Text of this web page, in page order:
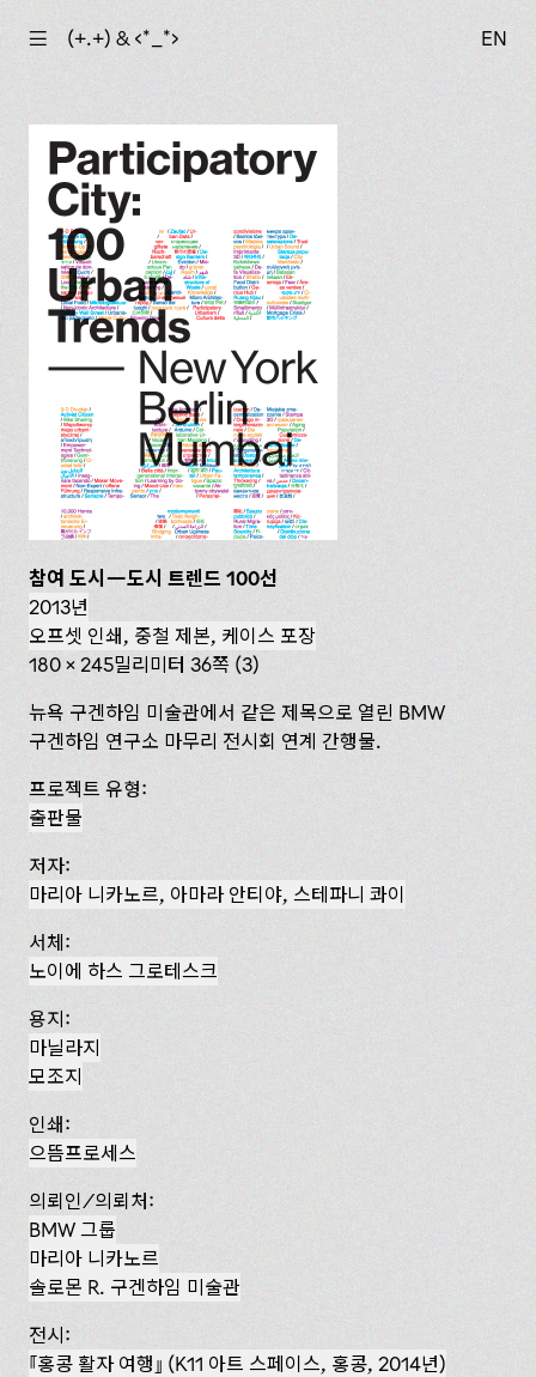
☰ (+.+) & ‹*_*› EN
참여 도시—도시 트렌드 100선
2013년
오프셋 인쇄, 중철 제본, 케이스 포장
180 × 245밀리미터 36쪽 (3)
뉴욕 구겐하임 미술관에서 같은 제목으로 열린 BMW
구겐하임 연구소 마무리 전시회 연계 간행물.
프로젝트 유형:
출판물
저자:
마리아 니카노르, 아마라 안티야, 스테파니 콰이
서체:
노이에 하스 그로테스크
용지:
마닐라지
모조지
인쇄:
으뜸프로세스
의뢰인/의뢰처:
BMW 그룹
마리아 니카노르
솔로몬 R. 구겐하임 미술관
전시:
『홍콩 활자 여행』 (K11 아트 스페이스, 홍콩, 2014년)